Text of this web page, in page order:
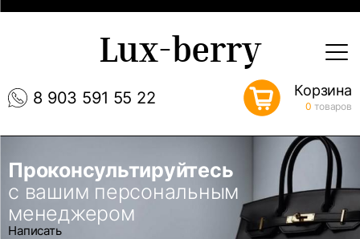
8 903 591 55 22
Lux-berry
Корзина
0 товаров
Проконсультируйтесь
с вашим персональным
менеджером
Написать